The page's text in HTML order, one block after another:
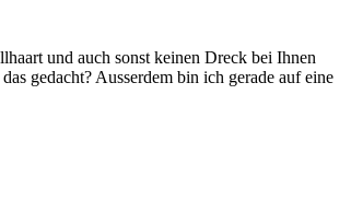
und auch sonst keinen Dreck bei Ihnen
gedacht? Ausserdem bin ich gerade auf eine